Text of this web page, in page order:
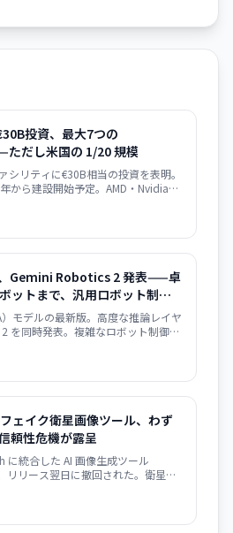
投資、最大7つの
だし米国の 1/20 規模
シリティに€30B相当の投資を表明。
から建設開始予定。AMD・Nvidia・
Gemini Robotics 2 発表——卓
ットまで、汎用ロボット制御
モデルの最新版。高度な推論レイヤ
を同時発表。複雑なロボット制御タ
ェイク衛星画像ツール、わず
頼性危機が露呈
に統合した AI 画像生成ツール
リリース翌日に撤回された。衛星画
AI 時代における「真実の証拠」の